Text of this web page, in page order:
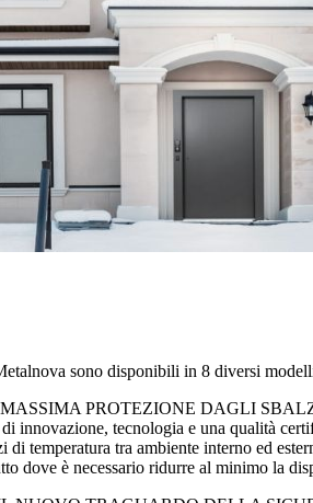
sono disponibili in 8 diversi
PROTEZIONE DAGLI
innovazione, tecnologia e una qualità
di temperatura tra ambiente interno ed
dove è necessario ridurre al minimo la